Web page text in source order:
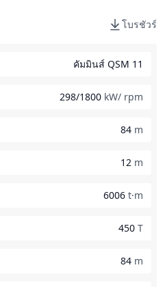
โบรชัวร์
คัมมินส์ QSM 11
298/1800 kW/ rpm
84 m
12 m
6006 t·m
450 T
84 m